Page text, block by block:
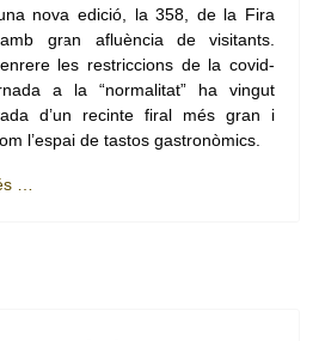
nova edició, la 358, de la Fira
gran afluència de visitants.
les restriccions de la covid-
a la “normalitat” ha vingut
d’un recinte firal més gran i
l’espai de tastos gastronòmics.
…